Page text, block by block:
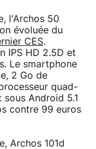
l'Archos 50
évoluée du
CES.
IPS HD 2.5D et
Le smartphone
2 Go de
quad-
Android 5.1
contre 99 euros
Archos 101d